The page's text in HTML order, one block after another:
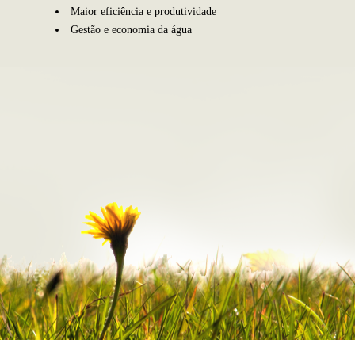
Maior eficiência e produtividade
Gestão e economia da água